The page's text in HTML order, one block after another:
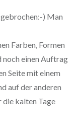
) Man
Farben, Formen
noch einen Auftrag
Seite mit einem
auf der anderen
die kalten Tage